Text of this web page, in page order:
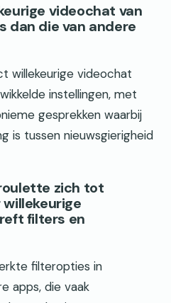
videochat van
dan die van andere
willekeurige videochat
instellingen, met
gesprekken waarbij
is tussen nieuwsgierigheid
zich tot
filters en
filteropties in
apps, die vaak